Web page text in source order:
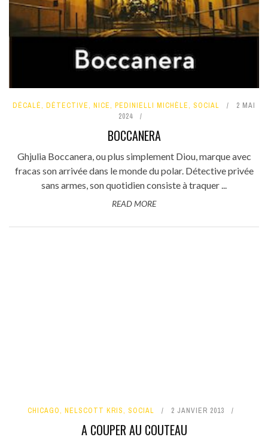
DÉCALÉ, DÉTECTIVE, NICE, PEDINIELLI MICHÈLE, SOCIAL
2 MAI
2024
BOCCANERA
Ghjulia Boccanera, ou plus simplement Diou, marque avec
fracas son arrivée dans le monde du polar. Détective privée
sans armes, son quotidien consiste à traquer ...
READ MORE
CHICAGO, NELSCOTT KRIS, SOCIAL 2 JANVIER 2013
A COUPER AU COUTEAU